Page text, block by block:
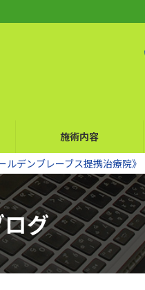
施術内容
ルデンブレーブス提携治療院》
グ